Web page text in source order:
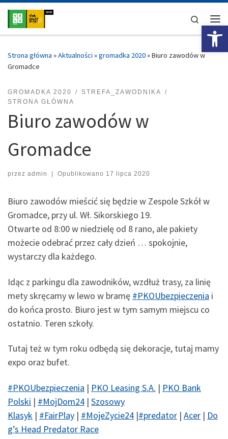
Przejdź do treści
Search
Strona główna »Aktualności »gromadka 2020»Biuro zawodów w
Gromadce
GROMADKA 2020
STREFA_ZAWODNIKA
STRONA GŁÓWNA
Biuro zawodów w
Gromadce
przez admin Opublikowano 17 lipca 2020
Biuro zawodów mieścić się będzie w Zespole Szkół w
Gromadce, przy ul. Wł. Sikorskiego 19.
Otwarte od 8:00 w niedzielę od 8 rano, ale pakiety
możecie odebrać przez cały dzień … spokojnie,
wystarczy dla każdego.
Idąc z parkingu dla zawodników, wzdłuż trasy, za linię
mety skręcamy w lewo w bramę #PKOUbezpieczenia i
do końca prosto. Biuro jest w tym samym miejscu co
ostatnio. Teren szkoły.
Tutaj też w tym roku odbędą się dekoracje, tutaj mamy
expo oraz bufet.
#PKOUbezpieczenia | PKO Leasing S.A. | PKO Bank
Polski | #MojDom24 | Szosowy
Klasyk | #FairPlay | #MojeZycie24 |#predator | Acer | Do
g’s Head Predator Race